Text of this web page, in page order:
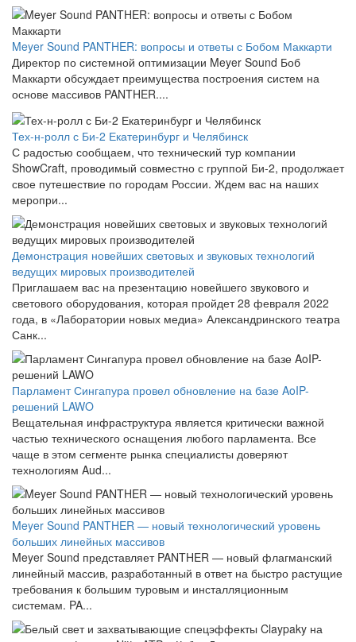
Meyer Sound PANTHER: вопросы и ответы с Бобом Маккарти
Директор по системной оптимизации Meyer Sound Боб
Маккарти обсуждает преимущества построения систем на
основе массивов PANTHER....
Тех-н-ролл с Би-2 Екатеринбург и Челябинск
С радостью сообщаем, что технический тур компании
ShowCraft, проводимый совместно с группой Би-2, продолжает
свое путешествие по городам России. Ждем вас на наших
меропри...
Демонстрация новейших световых и звуковых технологий
ведущих мировых производителей
Приглашаем вас на презентацию новейшего звукового и
светового оборудования, которая пройдет 28 февраля 2022
года, в «Лаборатории новых медиа» Александринского театра
Санк...
Парламент Сингапура провел обновление на базе AoIP-
решений LAWO
Вещательная инфраструктура является критически важной
частью технического оснащения любого парламента. Все
чаще в этом сегменте рынка специалисты доверяют
технологиям Aud...
Meyer Sound PANTHER — новый технологический уровень
больших линейных массивов
Meyer Sound представляет PANTHER — новый флагманский
линейный массив, разработанный в ответ на быстро растущие
требования к большим туровым и инсталляционным
системам. PA...